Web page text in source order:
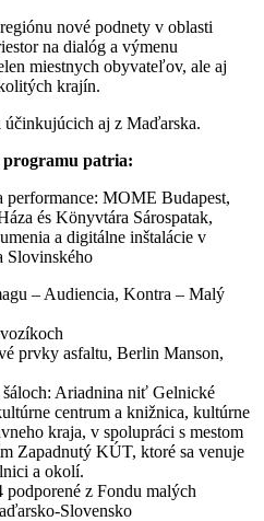
nové podnety v oblasti
na dialóg a výmenu
miestnych obyvateľov, ale aj
krajín.
aj z Maďarska.
programu patria:
MOME Budapest,
és Könyvtára Sárospatak,
a digitálne inštalácie v
Slovinského
– Audiencia, Kontra – Malý
prvky asfaltu, Berlin Manson,
Ariadnina niť Gelnické
centrum a knižnica, kultúrne
kraja, v spolupráci s mestom
Zapadnutý KÚT, ktoré sa venuje
a okolí.
z Fondu malých
Slovensko